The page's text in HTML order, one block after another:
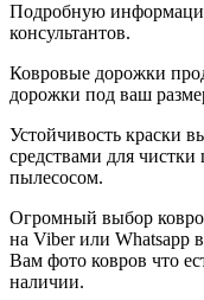
Подробную
консультантов.
Ковровые дорожки
дорожки под ваш
Устойчивость краски
средствами для чистки
пылесосом.
Огромный выбор
на Viber или Whatsapp
Вам фото ковров что
наличии.